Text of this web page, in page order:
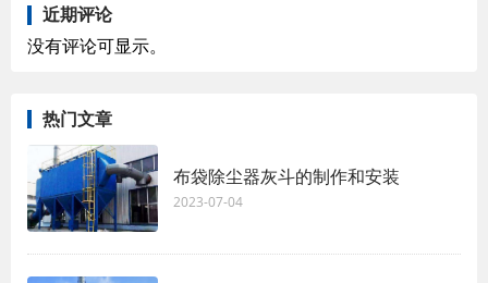
近期评论
没有评论可显示。
热门文章
布袋除尘器灰斗的制作和安装
2023-07-04